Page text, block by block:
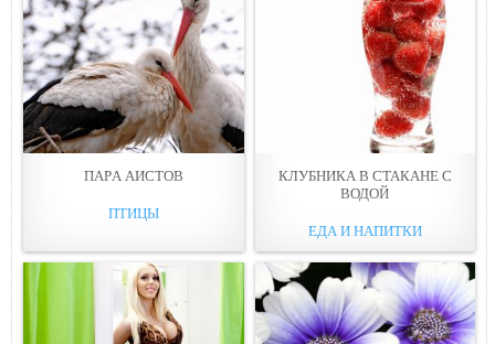
ПАPА АИСТОВ
ПТИЦЫ
КЛУБНИКА В СТАКAНЕ С
ВОДОЙ
ЕДА И НАПИТКИ